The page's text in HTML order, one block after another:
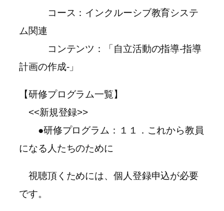
コース：インクルーシブ教育システ
ム関連
コンテンツ：「自立活動の指導-指導
計画の作成-」
【研修プログラム一覧】
<<新規登録>>
●研修プログラム：１１．これから教員
になる人たちのために
視聴頂くためには、個人登録申込が必要
です。